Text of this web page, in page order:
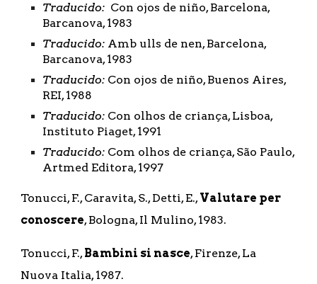
Traducido: Con ojos de niño, Barcelona,
Barcanova, 1983
Traducido: Amb ulls de nen, Barcelona,
Barcanova, 1983
Traducido: Con ojos de niño, Buenos Aires,
REI, 1988
Traducido: Con olhos de criança, Lisboa,
Instituto Piaget, 1991
Traducido: Com olhos de criança, São Paulo,
Artmed Editora, 1997
Tonucci, F., Caravita, S., Detti, E., Valutare per
conoscere, Bologna, Il Mulino, 1983.
Tonucci, F., Bambini si nasce, Firenze, La
Nuova Italia, 1987.